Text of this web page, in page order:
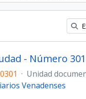
- Número 301
· Unidad
Venadenses